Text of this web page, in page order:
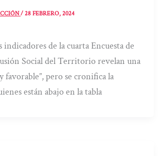
/28 FEBRERO, 2024
de la cuarta Encuesta de
Social del Territorio revelan una
favorable”, pero se cronifica la
están abajo en la tabla